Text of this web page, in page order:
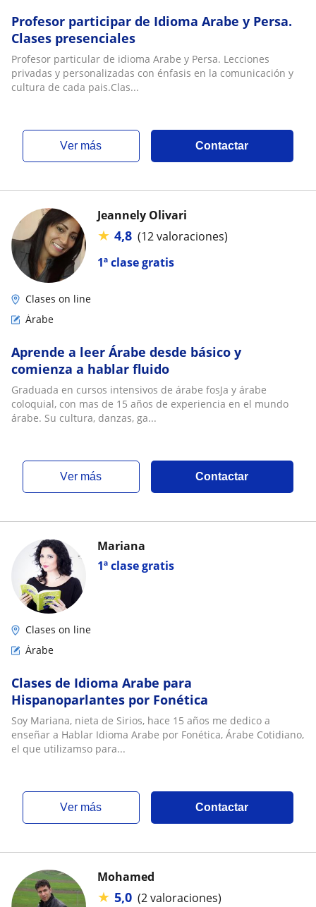
Profesor participar de Idioma Arabe y Persa.
Clases presenciales
Profesor particular de idioma Arabe y Persa. Lecciones
privadas y personalizadas con énfasis en la comunicación y
cultura de cada pais.Clas...
ver más Contactar
1ª clase gratis
Jeannely Olivari
★ 4,8 (12 valoraciones)
Clases on line
Árabe
Aprende a leer Árabe desde básico y
comienza a hablar fluido
Graduada en cursos intensivos de árabe fosJa y árabe
coloquial, con mas de 15 años de experiencia en el mundo
árabe. Su cultura, danzas, ga...
ver más Contactar
1ª clase gratis
Mariana
Clases on line
Árabe
Clases de Idioma Arabe para
Hispanoparlantes por Fonética
Soy Mariana, nieta de Sirios, hace 15 años me dedico a
enseñar a Hablar Idioma Arabe por Fonética, Árabe Cotidiano,
el que utilizamso para...
ver más Contactar
Mohamed
★ 5,0 (2 valoraciones)